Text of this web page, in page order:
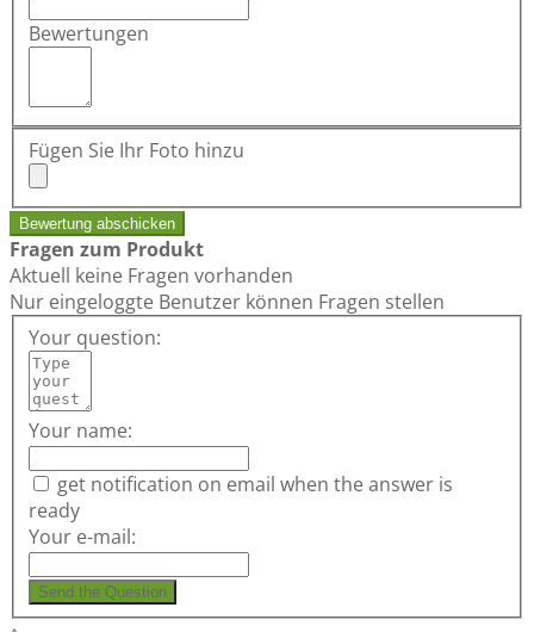
Bewertungen
Fügen Sie Ihr Foto hinzu
Bewertung abschicken
Fragen zum Produkt
Aktuell keine Fragen vorhanden
Nur eingeloggte Benutzer können Fragen stellen
Your question:
Your name:
get notification on email when the answer is
ready
Your e-mail:
Send the Question